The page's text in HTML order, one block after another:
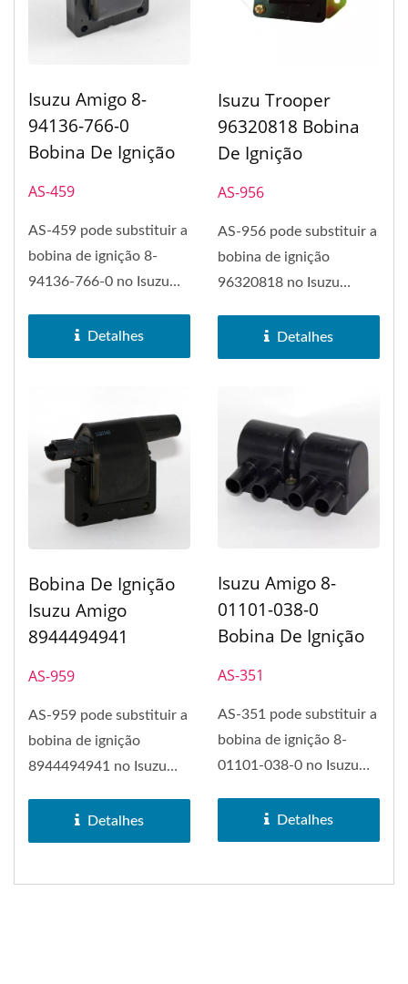
Isuzu Amigo 8-
94136-766-0
Bobina De Ignição
AS-459
AS-459 pode substituir a
bobina de ignição 8-
94136-766-0 no Isuzu
ignição...
Detalhes
Isuzu Trooper
96320818 Bobina
De Ignição
AS-956
AS-956 pode substituir a
bobina de ignição
96320818 no Isuzu
ignição...
Detalhes
Bobina De Ignição
Isuzu Amigo
8944494941
AS-959
AS-959 pode substituir a
bobina de ignição
8944494941 no Isuzu
ignição...
Detalhes
Isuzu Amigo 8-
01101-038-0
Bobina De Ignição
AS-351
AS-351 pode substituir a
bobina de ignição 8-
01101-038-0 no Isuzu
ignição...
Detalhes